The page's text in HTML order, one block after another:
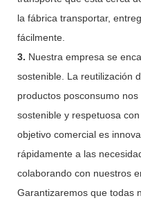
la fábrica transportar,
fácilmente.
3. Nuestra empresa se
sostenible. La reutilización
productos posconsumo
sostenible y respetuosa
objetivo comercial es
rápidamente a las
colaborando con nuestros
Garantizaremos que todas